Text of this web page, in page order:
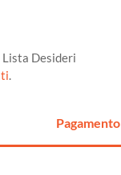
Lista Desideri
.
Pagamento